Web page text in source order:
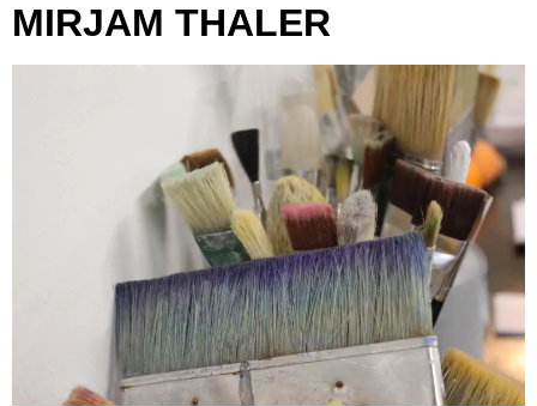
MIRJAM THALER